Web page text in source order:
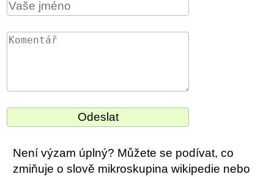
Není výzam úplný? Můžete se podívat, co
zmiňuje o slově mikroskupina wikipedie nebo